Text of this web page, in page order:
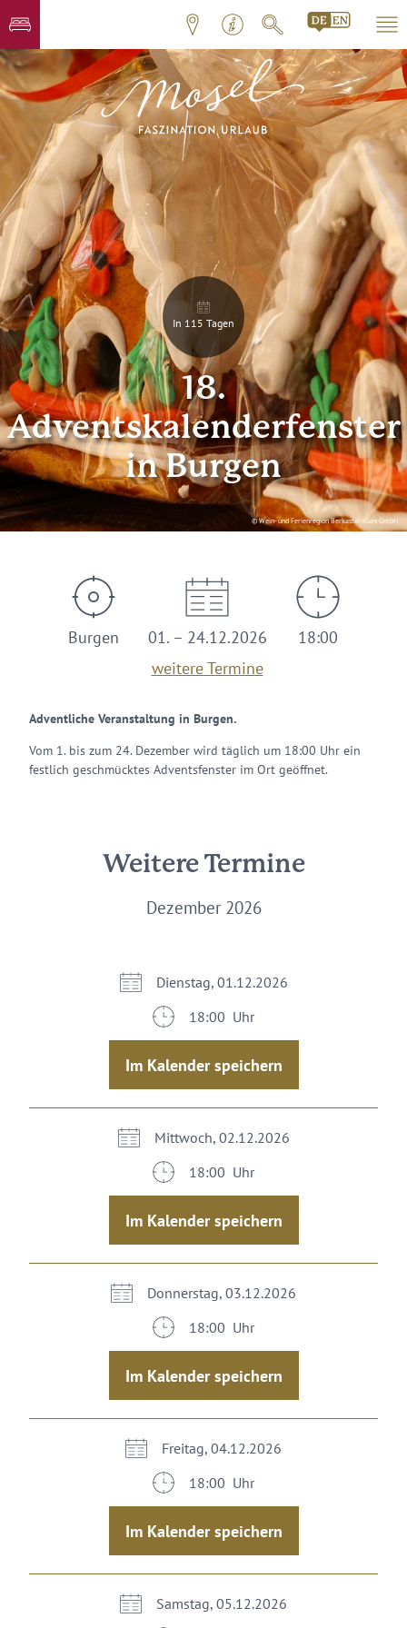
© Wein- und Ferienregion Berkastel-Kues GmbH
In 115 Tagen
18.
Adventskalenderfenster
in Burgen
Burgen
01. – 24.12.2026
weitere Termine
18:00
Adventliche Veranstaltung in Burgen.
Vom 1. bis zum 24. Dezember wird täglich um 18:00 Uhr ein
festlich geschmücktes Adventsfenster im Ort geöffnet.
Weitere Termine
Dezember 2026
Dienstag, 01.12.2026
18:00 Uhr
Im Kalender speichern
Mittwoch, 02.12.2026
18:00 Uhr
Im Kalender speichern
Donnerstag, 03.12.2026
18:00 Uhr
Im Kalender speichern
Freitag, 04.12.2026
18:00 Uhr
Im Kalender speichern
Samstag, 05.12.2026